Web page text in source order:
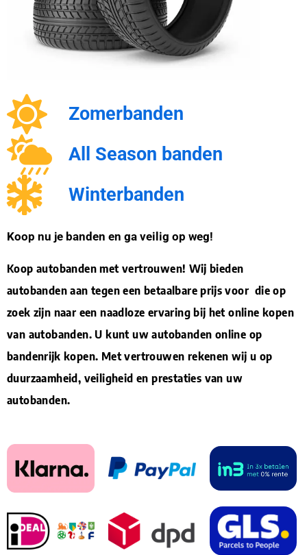
Zomerbanden
All Season banden
Winterbanden
Koop nu je banden en ga veilig op weg!
Koop autobanden met vertrouwen! Wij bieden
autobanden aan tegen een betaalbare prijs voor die op
zoek zijn naar een naadloze ervaring bij het online kopen
van autobanden. U kunt uw autobanden online op
bandenrijk kopen. Met vertrouwen rekenen wij u op
duurzaamheid, veiligheid en prestaties van uw
autobanden.